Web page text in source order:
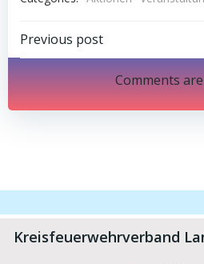
Post
navigation
Previous post
Comments
Kreisfeuerwehrverband